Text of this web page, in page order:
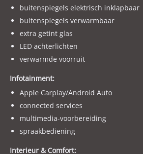
buitenspiegels elektrisch inklapbaar
buitenspiegels verwarmbaar
extra getint glas
LED achterlichten
verwarmde voorruit
Infotainment:
Apple Carplay/Android Auto
connected services
multimedia-voorbereiding
spraakbediening
Interieur & Comfort: